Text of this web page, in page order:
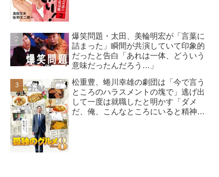
爆笑問題・太田、美輪明宏が「言葉に
詰まった」瞬間が共演していて印象的
だったと告白「あれは一体、どういう
意味だったんだろう…」
松重豊、蜷川幸雄の劇団は「今で言う
ところのハラスメントの塊で」逃げ出
して一度は就職したと明かす「ダメ
だ、俺、こんなところにいると精神破